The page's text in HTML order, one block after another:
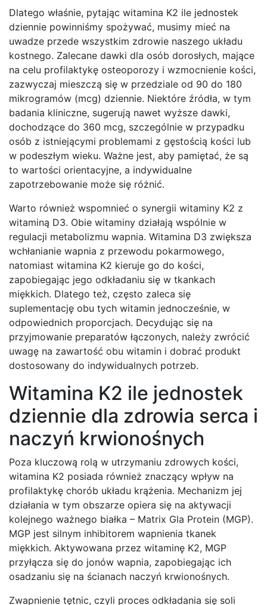
Dlatego właśnie, pytając witamina K2 ile jednostek
dziennie powinniśmy spożywać, musimy mieć na
uwadze przede wszystkim zdrowie naszego układu
kostnego. Zalecane dawki dla osób dorosłych, mające
na celu profilaktykę osteoporozy i wzmocnienie kości,
zazwyczaj mieszczą się w przedziale od 90 do 180
mikrogramów (mcg) dziennie. Niektóre źródła, w tym
badania kliniczne, sugerują nawet wyższe dawki,
dochodzące do 360 mcg, szczególnie w przypadku
osób z istniejącymi problemami z gęstością kości lub
w podeszłym wieku. Ważne jest, aby pamiętać, że są
to wartości orientacyjne, a indywidualne
zapotrzebowanie może się różnić.
Warto również wspomnieć o synergii witaminy K2 z
witaminą D3. Obie witaminy działają wspólnie w
regulacji metabolizmu wapnia. Witamina D3 zwiększa
wchłanianie wapnia z przewodu pokarmowego,
natomiast witamina K2 kieruje go do kości,
zapobiegając jego odkładaniu się w tkankach
miękkich. Dlatego też, często zaleca się
suplementację obu tych witamin jednocześnie, w
odpowiednich proporcjach. Decydując się na
przyjmowanie preparatów łączonych, należy zwrócić
uwagę na zawartość obu witamin i dobrać produkt
dostosowany do indywidualnych potrzeb.
Witamina K2 ile jednostek
dziennie dla zdrowia serca i
naczyń krwionośnych
Poza kluczową rolą w utrzymaniu zdrowych kości,
witamina K2 posiada również znaczący wpływ na
profilaktykę chorób układu krążenia. Mechanizm jej
działania w tym obszarze opiera się na aktywacji
kolejnego ważnego białka – Matrix Gla Protein (MGP).
MGP jest silnym inhibitorem wapnienia tkanek
miękkich. Aktywowana przez witaminę K2, MGP
przyłącza się do jonów wapnia, zapobiegając ich
osadzaniu się na ścianach naczyń krwionośnych.
Zwapnienie tętnic, czyli proces odkładania się soli